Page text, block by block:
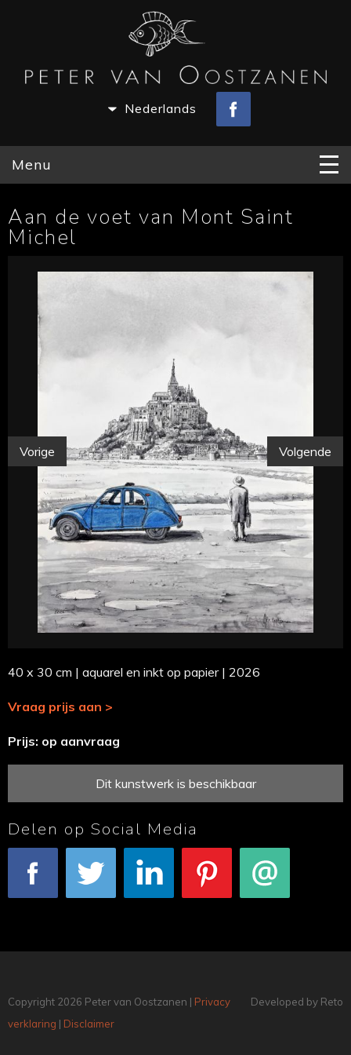
Nederlands
Menu
Aan de voet van Mont Saint
Michel
Vorige Volgende
40 x 30 cm | aquarel en inkt op papier | 2026
Vraag prijs aan >
Prijs: op aanvraag
Dit kunstwerk is beschikbaar
Delen op Social Media
Developed by Reto
Copyright 2026 Peter van Oostzanen | Privacy
verklaring | Disclaimer